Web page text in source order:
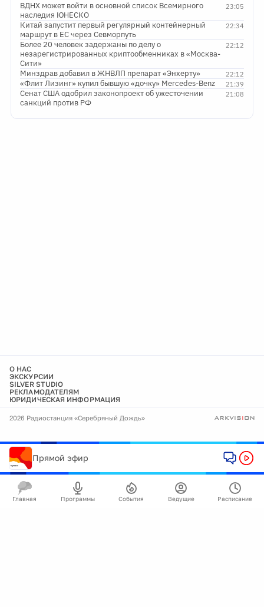
23:05
ВДНХ может войти в основной список Всемирного
наследия ЮНЕСКО
22:34
Китай запустит первый регулярный контейнерный
маршрут в ЕС через Севморпуть
22:12
Более 20 человек задержаны по делу о
незарегистрированных криптообменниках в «Москва-
Сити»
22:12
Минздрав добавил в ЖНВЛП препарат «Энхерту»
21:39
«Флит Лизинг» купил бывшую «дочку» Mercedes-Benz
21:08
Сенат США одобрил законопроект об ужесточении
санкций против РФ
О НАС
ЭКСКУРСИИ
SILVER STUDIO
РЕКЛАМОДАТЕЛЯМ
ЮРИДИЧЕСКАЯ ИНФОРМАЦИЯ
2026 Радиостанция «Серебряный Дождь»
Прямой эфир
Главная Программы События Ведущие Расписание